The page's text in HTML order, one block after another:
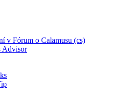
v Fórum o Calamusu (cs)
Advisor